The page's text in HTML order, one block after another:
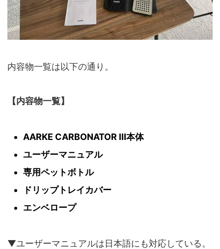
内容物一覧は以下の通り。
【内容物一覧】
AARKE CARBONATOR Ⅲ本体
ユーザーマニュアル
専用ペットボトル
ドリップトレイカバー
エンベロープ
▼ユーザーマニュアルは日本語にも対応している。